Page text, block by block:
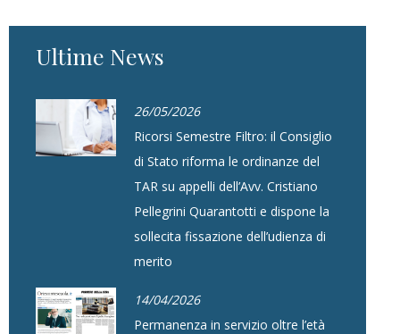
Ultime News
26/05/2026
Ricorsi Semestre Filtro: il Consiglio
di Stato riforma le ordinanze del
TAR su appelli dell’Avv. Cristiano
Pellegrini Quarantotti e dispone la
sollecita fissazione dell’udienza di
merito
14/04/2026
Permanenza in servizio oltre l’età